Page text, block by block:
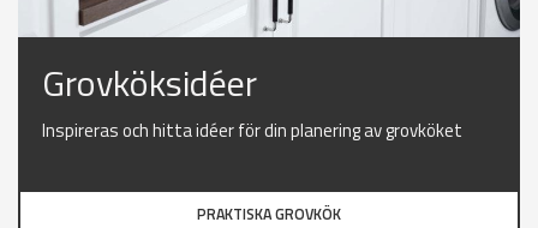
Grovköksidéer
Inspireras och hitta idéer för din planering av grovköket
PRAKTISKA GROVKÖK